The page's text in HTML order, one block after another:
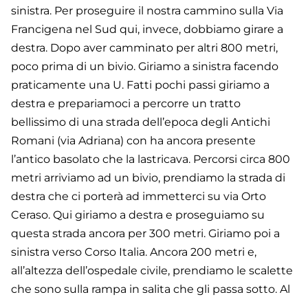
sinistra. Per proseguire il nostra cammino sulla Via
Francigena nel Sud qui, invece, dobbiamo girare a
destra. Dopo aver camminato per altri 800 metri,
poco prima di un bivio. Giriamo a sinistra facendo
praticamente una U. Fatti pochi passi giriamo a
destra e prepariamoci a percorre un tratto
bellissimo di una strada dell’epoca degli Antichi
Romani (via Adriana) con ha ancora presente
l’antico basolato che la lastricava. Percorsi circa 800
metri arriviamo ad un bivio, prendiamo la strada di
destra che ci porterà ad immetterci su via Orto
Ceraso. Qui giriamo a destra e proseguiamo su
questa strada ancora per 300 metri. Giriamo poi a
sinistra verso Corso Italia. Ancora 200 metri e,
all’altezza dell’ospedale civile, prendiamo le scalette
che sono sulla rampa in salita che gli passa sotto. Al